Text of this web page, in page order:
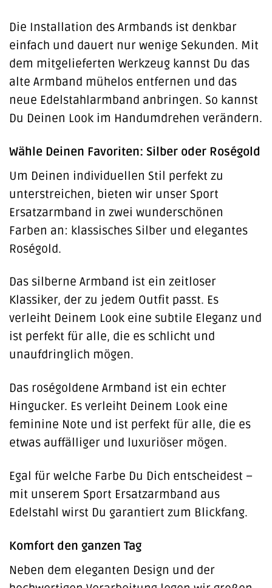
Die Installation des Armbands ist denkbar
einfach und dauert nur wenige Sekunden. Mit
dem mitgelieferten Werkzeug kannst Du das
alte Armband mühelos entfernen und das
neue Edelstahlarmband anbringen. So kannst
Du Deinen Look im Handumdrehen verändern.
Wähle Deinen Favoriten: Silber oder Roségold
Um Deinen individuellen Stil perfekt zu
unterstreichen, bieten wir unser Sport
Ersatzarmband in zwei wunderschönen
Farben an: klassisches Silber und elegantes
Roségold.
Das silberne Armband ist ein zeitloser
Klassiker, der zu jedem Outfit passt. Es
verleiht Deinem Look eine subtile Eleganz und
ist perfekt für alle, die es schlicht und
unaufdringlich mögen.
Das roségoldene Armband ist ein echter
Hingucker. Es verleiht Deinem Look eine
feminine Note und ist perfekt für alle, die es
etwas auffälliger und luxuriöser mögen.
Egal für welche Farbe Du Dich entscheidest –
mit unserem Sport Ersatzarmband aus
Edelstahl wirst Du garantiert zum Blickfang.
Komfort den ganzen Tag
Neben dem eleganten Design und der